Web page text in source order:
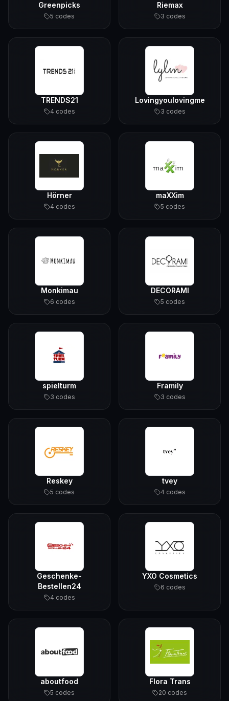
Greenpicks
5 codes
Riemax
3 codes
TRENDS21
4 codes
Lovingyoulovingme
3 codes
Hörner
4 codes
maXXim
5 codes
Monkimau
6 codes
DECORAMI
5 codes
spielturm
3 codes
Framily
3 codes
Reskey
5 codes
tvey
4 codes
Geschenke-
Bestellen24
4 codes
YXO Cosmetics
6 codes
aboutfood
5 codes
Flora Trans
20 codes